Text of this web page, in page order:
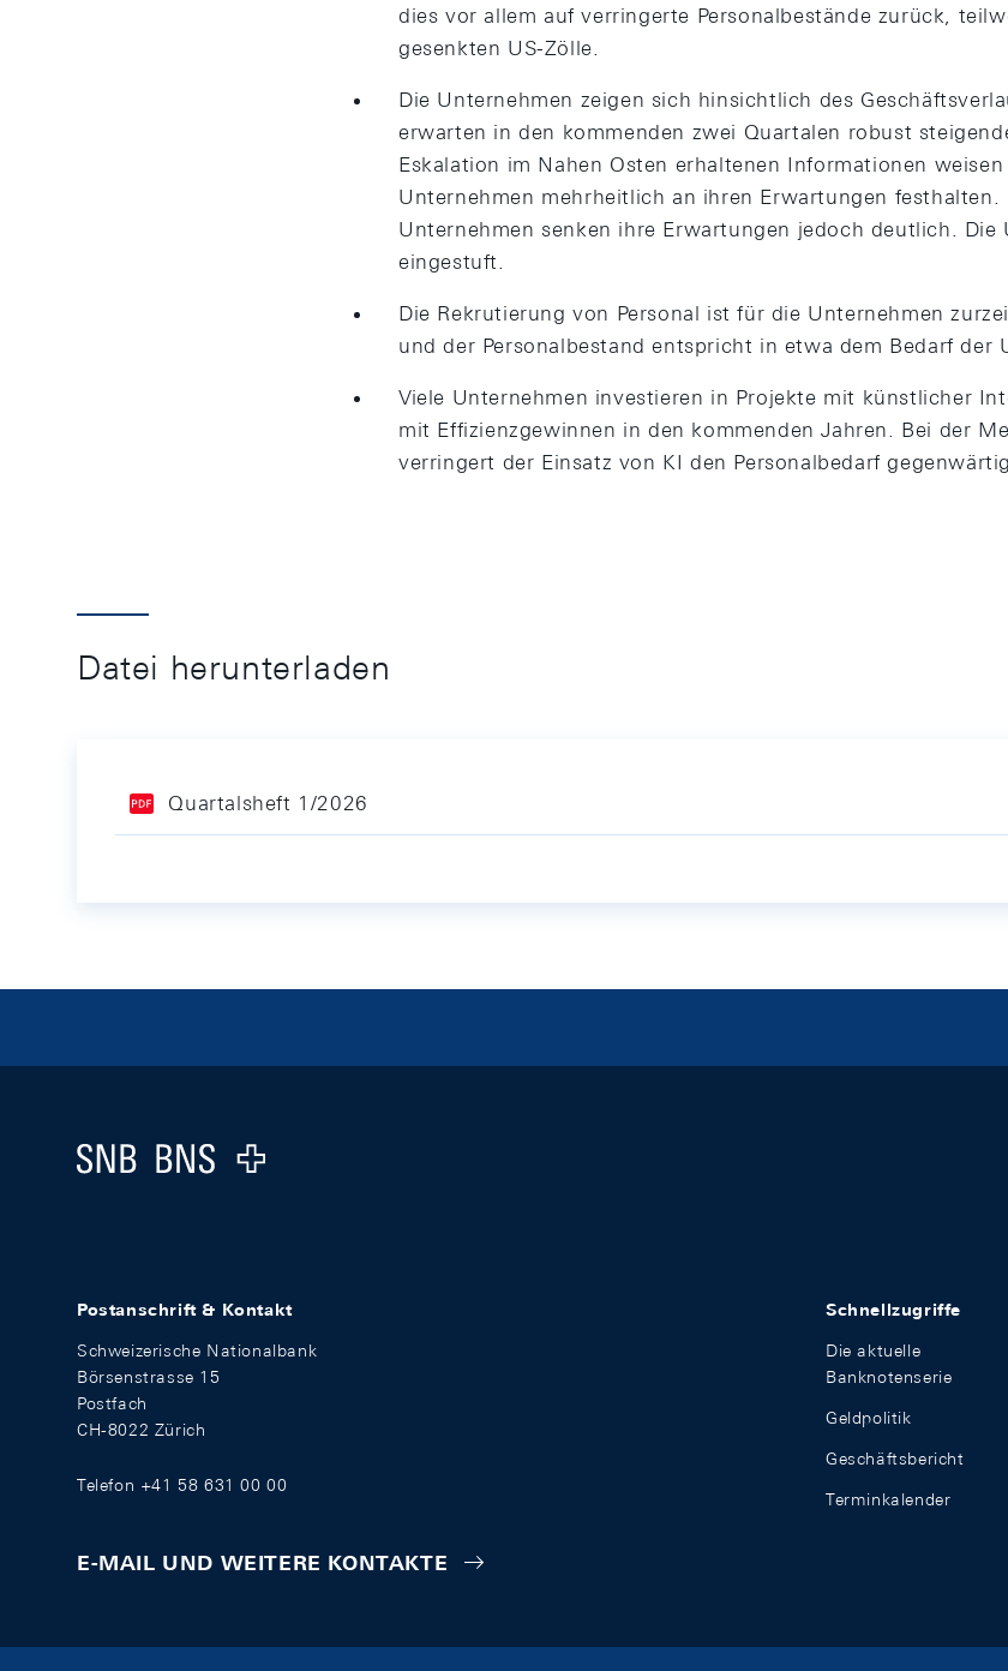
dies vor allem auf verringerte Personalbestände zurück,
gesenkten US-Zölle.
Die Unternehmen zeigen sich hinsichtlich des
erwarten in den kommenden zwei Quartalen robust
Eskalation im Nahen Osten erhaltenen Informationen
Unternehmen mehrheitlich an ihren Erwartungen
Unternehmen senken ihre Erwartungen jedoch deutlich.
eingestuft.
Die Rekrutierung von Personal ist für die Unternehmen
und der Personalbestand entspricht in etwa dem Bedarf der
Viele Unternehmen investieren in Projekte mit künstlicher
mit Effizienzgewinnen in den kommenden Jahren. Bei der
verringert der Einsatz von KI den Personalbedarf
Datei herunterladen
Quartalsheft 1/2026
Logo
Postanschrift & Kontakt
Schweizerische Nationalbank
Börsenstrasse 15
Postfach
CH-8022 Zürich
Telefon +41 58 631 00 00
E-MAIL UND WEITERE KONTAKTE
Schnellzugriffe
Die aktuelle
Banknotenserie
Geldpolitik
Geschäftsbericht
Terminkalender